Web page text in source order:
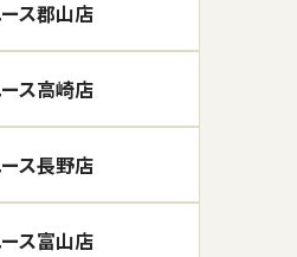
ース郡山店
ース高崎店
ース長野店
ース富山店